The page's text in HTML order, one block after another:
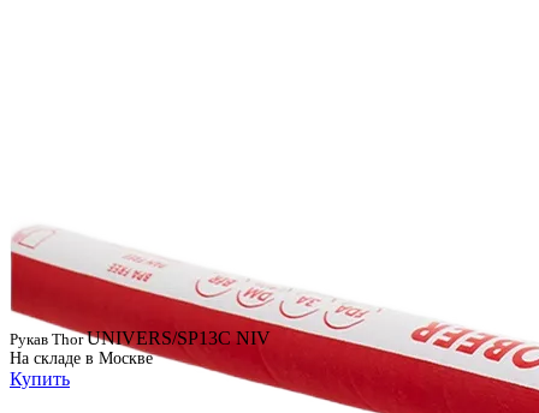
Рукав ThorUNIVERS/SP13C NIV
На складе в Москве
Купить